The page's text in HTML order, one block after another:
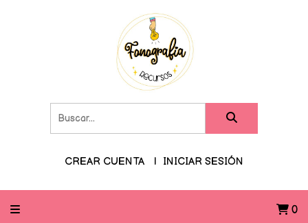
CREAR CUENTA INICIAR SESIÓN
0